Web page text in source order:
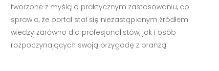
tworzone z myślą o praktycznym zastosowaniu, co
sprawia, że portal stał się niezastąpionym źródłem
wiedzy zarówno dla profesjonalistów, jak i osób
rozpoczynających swoją przygodę z branżą.